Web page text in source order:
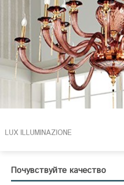
LUX ILLUMINAZIONE
Почувствуйте качество